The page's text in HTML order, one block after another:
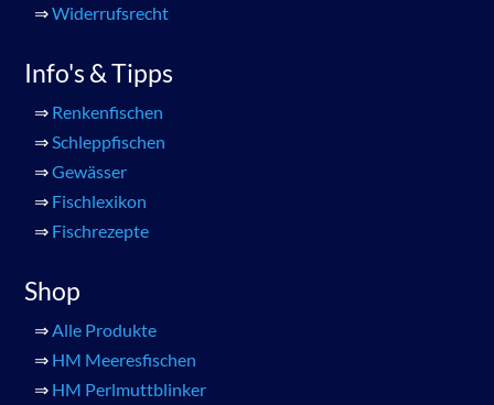
⇒Widerrufsrecht
Info's & Tipps
⇒ Renkenfischen
⇒Schleppfischen
⇒Gewässer
⇒ Fischlexikon
⇒ Fischrezepte
Shop
⇒Alle Produkte
⇒ HM Meeresfischen
⇒ HM Perlmuttblinker